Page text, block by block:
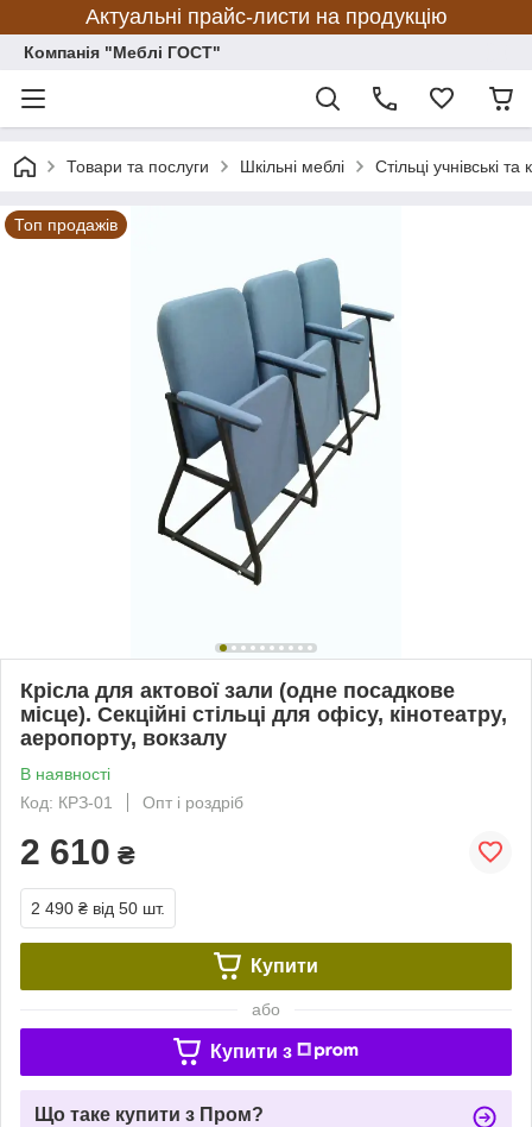
Актуальні прайс-листи на продукцію
Компанія "Меблі ГОСТ"
Товари та послуги Шкільні меблі Стільці учнівські
Топ продажів
Крісла для актової зали (одне посадкове
місце). Секційні стільці для офісу, кінотеатру,
аеропорту, вокзалу
В наявності
Код: КРЗ-01
Опт і роздріб
2 610 ₴
2 490 ₴ від 50 шт.
Купити
або
Купити з
Що таке купити з Пром?